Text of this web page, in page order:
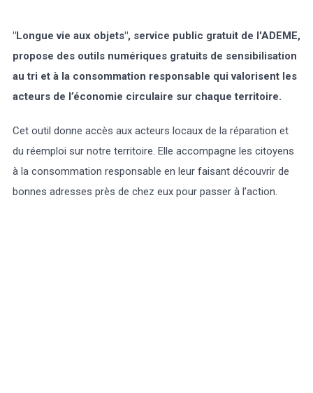
"Longue vie aux objets", service public gratuit de l'ADEME,
propose des outils numériques gratuits de sensibilisation
au tri et à la consommation responsable qui valorisent les
acteurs de l’économie circulaire sur chaque territoire.
Cet outil donne accès aux acteurs locaux de la réparation et
du réemploi sur notre territoire. Elle accompagne les citoyens
à la consommation responsable en leur faisant découvrir de
bonnes adresses près de chez eux pour passer à l’action.